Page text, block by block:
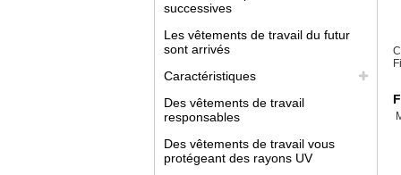
successives
Les vêtements de travail du futur
sont arrivés
Caractéristiques
Des vêtements de travail
responsables
Des vêtements de travail vous
protégeant des rayons UV